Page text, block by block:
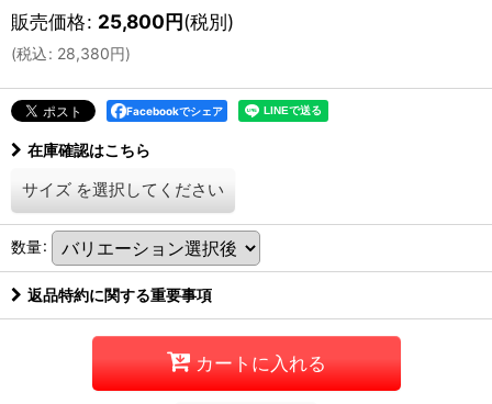
販売価格: 25,800円(税別)
(税込: 28,380円)
Facebookでシェア
在庫確認はこちら
サイズ を選択してください
数量:
返品特約に関する重要事項
カートに入れる